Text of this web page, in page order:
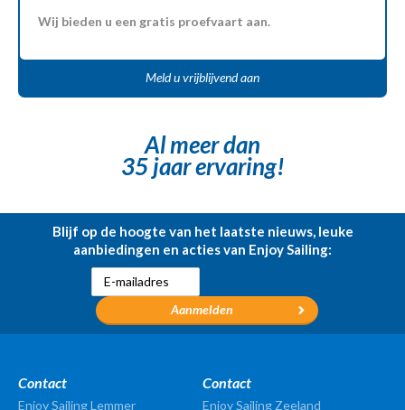
Wij bieden u een gratis proefvaart aan.
Meld u vrijblijvend aan
Al meer dan
35 jaar ervaring!
Blijf op de hoogte van het laatste nieuws, leuke
aanbiedingen en acties van Enjoy Sailing:
Contact
Enjoy Sailing Lemmer
Contact
Enjoy Sailing Zeeland